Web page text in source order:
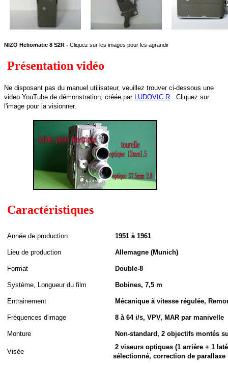
NIZO Heliomatic 8 S2R - Cliquez sur les images pour les agrandir
Présentation vidéo
Ne disposant pas du manuel utilisateur, veuillez trouver ci-dessous une
video YouTube de démonstration, créée par LUDOVIC.R . Cliquez sur
l'image pour la visionner.
Caractéristiques
Année de production 1951 à 1961
Lieu de production Allemagne (Munich)
Format Double-8
Système, Longueur du film Bobines, 7,5 m
Entrainement Mécanique à vitesse régulée,
Fréquences d'image 8 à 64 i/s, VPV, MAR par manivelle
Monture Non-standard, 2 objectifs montés
Visée
2 viseurs optiques (1 arrière + 1
sélectionné, correction de parallaxe